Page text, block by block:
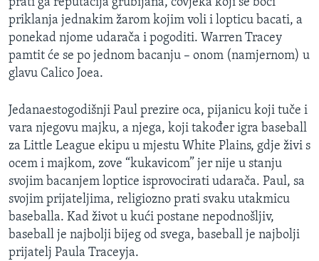
prati ga reputacija grubijana, čovjeka koji se boci
priklanja jednakim žarom kojim voli i lopticu bacati, a
ponekad njome udarača i pogoditi. Warren Tracey
pamtit će se po jednom bacanju – onom (namjernom) u
glavu Calico Joea.
Jedanaestogodišnji Paul prezire oca, pijanicu koji tuče i
vara njegovu majku, a njega, koji također igra baseball
za Little League ekipu u mjestu White Plains, gdje živi s
ocem i majkom, zove “kukavicom” jer nije u stanju
svojim bacanjem loptice isprovocirati udarača. Paul, sa
svojim prijateljima, religiozno prati svaku utakmicu
baseballa. Kad život u kući postane nepodnošljiv,
baseball je najbolji bijeg od svega, baseball je najbolji
prijatelj Paula Traceyja.